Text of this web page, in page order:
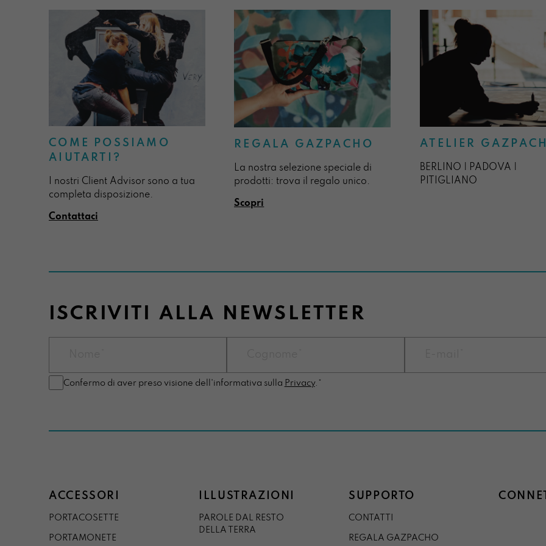
COME POSSIAMO
AIUTARTI?
I nostri Client Advisor sono a tua
completa disposizione.
Contattaci
REGALA GAZPACHO
La nostra selezione speciale di
prodotti: trova il regalo unico.
Scopri
ATELIER
BERLINO | PADOVA |
PITIGLIANO
ISCRIVITI ALLA NEWSLETTER
Confermo di aver preso visione dell'informativa sulla Privacy.*
ACCESSORI
PORTACOSETTE
PORTAMONETE
ILLUSTRAZIONI
PAROLE DAL RESTO
DELLA TERRA
SUPPORTO
CONTATTI
REGALA GAZPACHO